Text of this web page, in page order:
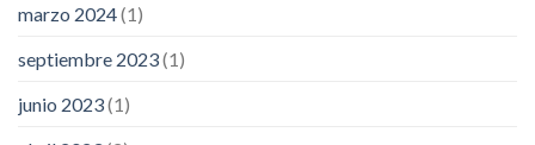
marzo 2024(1)
septiembre 2023(1)
junio 2023(1)